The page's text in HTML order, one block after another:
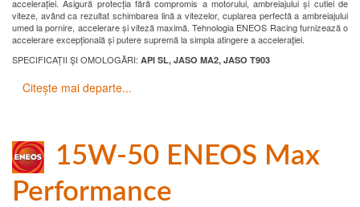
accelerației. Asigură protecția fără compromis a motorului, ambreiajului și cutiei de
viteze, având ca rezultat schimbarea lină a vitezelor, cuplarea perfectă a ambreiajului
umed la pornire, accelerare și viteză maximă. Tehnologia ENEOS Racing furnizează o
accelerare excepțională și putere supremă la simpla atingere a acceleraţiei.
SPECIFICAȚII ŞI OMOLOGĂRI: API SL, JASO MA2, JASO T903
Citește mai departe...
15W-50 ENEOS Max
Performance